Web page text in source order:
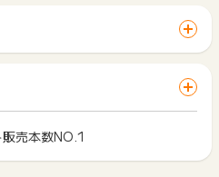
版（1年版）
ROMメディアキット
1年版・2年版）
ョンアップ
ー™1台版/3台版（1年）
ー™+ 安全確認連絡サービス1
みやお買い物が完了するまでの
サイトに移動した場合はポイン
」ボタンを押した時とサービ
ス・ブラウザが異なる場合はポ
をご利用される場合は、毎回
ッピングでポイントGET 」ボ
、1商品につき10円単位の金額
ものは切り捨てとなり、ポイ
等を利用して支払われた金額分
ンのポイント獲得の対象には含
売本数NO.1